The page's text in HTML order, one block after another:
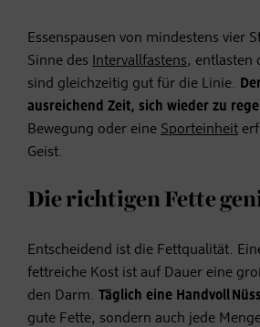
Essenspausen von mindestens vier
Sinne des
Intervallfastens, entlasten
sind gleichzeitig gut für die Linie.
ausreichend Zeit, sich wieder zu
Bewegung oder eine Sporteinheit
Geist.
Die richtigen Fette
Entscheidend ist die Fettqualität.
fettreiche Kost ist auf Dauer eine
den Darm. Täglich eine Handvoll
gute Fette, sondern auch jede